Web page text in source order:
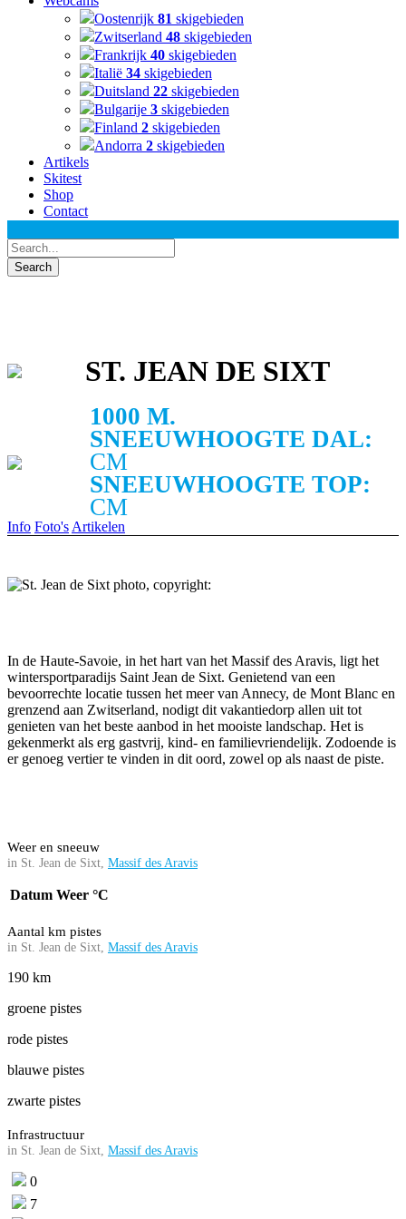
Oostenrijk 81 skigebieden
Zwitserland 48 skigebieden
Frankrijk 40 skigebieden
Italië 34 skigebieden
Duitsland 22 skigebieden
Bulgarije 3 skigebieden
Finland 2 skigebieden
Andorra 2 skigebieden
Artikels
Skitest
Shop
Contact
ST. JEAN DE SIXT
1000 M.
SNEEUWHOOGTE DAL:
CM
SNEEUWHOOGTE TOP:
CM
Info Foto'sArtikelen
In de Haute-Savoie, in het hart van het Massif des Aravis, ligt het
wintersportparadijs Saint Jean de Sixt. Genietend van een
bevoorrechte locatie tussen het meer van Annecy, de Mont Blanc en
grenzend aan Zwitserland, nodigt dit vakantiedorp allen uit tot
genieten van het beste aanbod in het mooiste landschap. Het is
gekenmerkt als erg gastvrij, kind- en familievriendelijk. Zodoende is
er genoeg vertier te vinden in dit oord, zowel op als naast de piste.
Weer en sneeuw
in St. Jean de Sixt, Massif des Aravis
Datum Weer °C
Aantal km pistes
in St. Jean de Sixt, Massif des Aravis
190 km
groene pistes
rode pistes
blauwe pistes
zwarte pistes
Infrastructuur
in St. Jean de Sixt, Massif des Aravis
0
7